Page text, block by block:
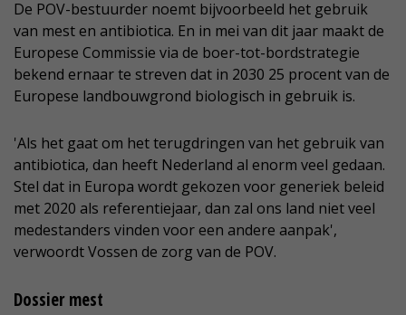
De POV-bestuurder noemt bijvoorbeeld het gebruik
van mest en antibiotica. En in mei van dit jaar maakt de
Europese Commissie via de boer-tot-bordstrategie
bekend ernaar te streven dat in 2030 25 procent van de
Europese landbouwgrond biologisch in gebruik is.
'Als het gaat om het terugdringen van het gebruik van
antibiotica, dan heeft Nederland al enorm veel gedaan.
Stel dat in Europa wordt gekozen voor generiek beleid
met 2020 als referentiejaar, dan zal ons land niet veel
medestanders vinden voor een andere aanpak',
verwoordt Vossen de zorg van de POV.
Dossier mest